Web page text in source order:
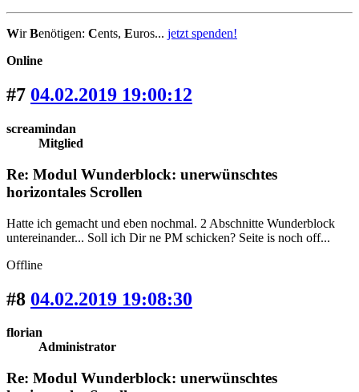
WirBenötigen: Cents, Euros... jetzt spenden!
Online
#7 04.02.2019 19:00:12
screamindan
Mitglied
Re: Modul Wunderblock: unerwünschtes
horizontales Scrollen
Hatte ich gemacht und eben nochmal. 2 Abschnitte Wunderblock
untereinander... Soll ich Dir ne PM schicken? Seite is noch off...
Offline
#8 04.02.2019 19:08:30
florian
Administrator
Re: Modul Wunderblock: unerwünschtes